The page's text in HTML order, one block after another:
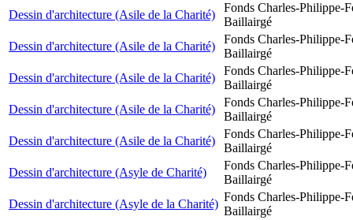
Dessin d'architecture (Asile de la Charité)
Fonds Charles-Philippe-
Baillairgé
Dessin d'architecture (Asile de la Charité)
Fonds Charles-Philippe-
Baillairgé
Dessin d'architecture (Asile de la Charité)
Fonds Charles-Philippe-
Baillairgé
Dessin d'architecture (Asile de la Charité)
Fonds Charles-Philippe-
Baillairgé
Dessin d'architecture (Asile de la Charité)
Fonds Charles-Philippe-
Baillairgé
Dessin d'architecture (Asyle de Charité)
Fonds Charles-Philippe-
Baillairgé
Dessin d'architecture (Asyle de la Charité)
Fonds Charles-Philippe-
Baillairgé